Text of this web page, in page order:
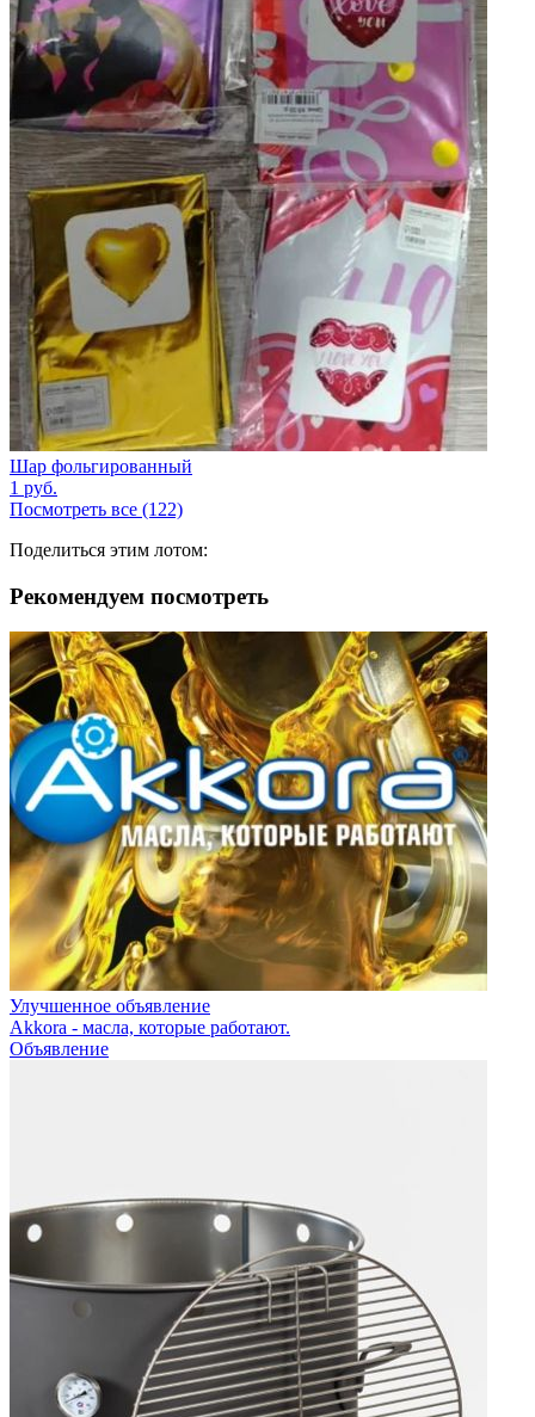
Шар фольгированный
1 руб.
Посмотреть все (122)
Поделиться этим лотом:
Рекомендуем посмотреть
Улучшенное объявление
Akkora - масла, которые работают.
Объявление